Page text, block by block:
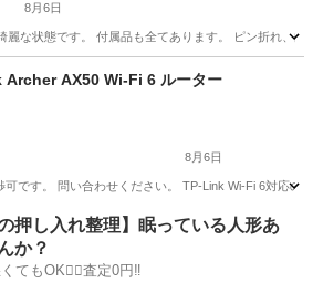
8月6日
麗な状態です。 付属品も全てあります。 ピン折れ、曲
Archer AX50 Wi-Fi 6 ルーター
8月6日
です。 問い合わせください。 TP-Link Wi-Fi 6対応
Archer
の押し入れ整理】眠っている人形あ
か？
てもOK🙆‍♀️査定0円‼️